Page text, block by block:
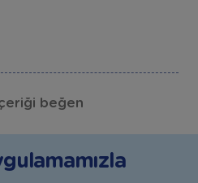
beğen